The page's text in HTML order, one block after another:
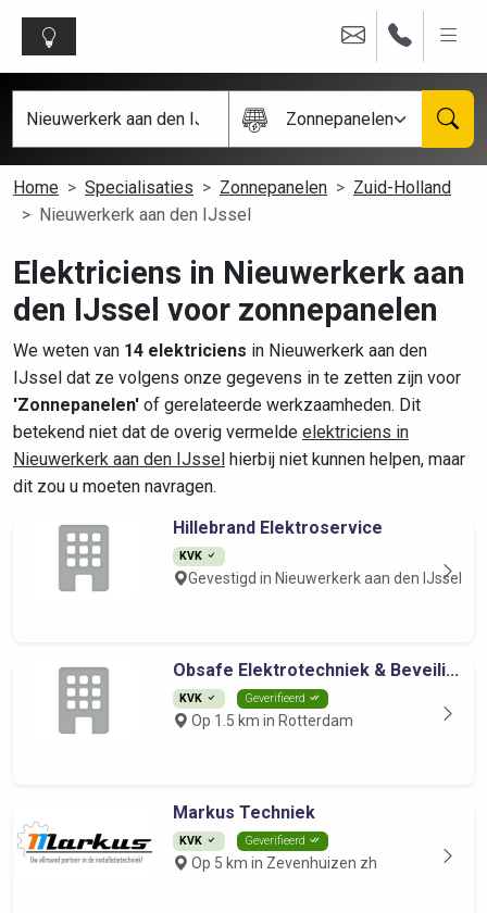
Zonnepanelen
Home Specialisaties Zonnepanelen
Zuid-Holland
Nieuwerkerk aan den IJssel
Elektriciens in Nieuwerkerk aan
den IJssel voor zonnepanelen
We weten van 14 elektriciens in Nieuwerkerk aan den
IJssel dat ze volgens onze gegevens in te zetten zijn voor
'Zonnepanelen' of gerelateerde werkzaamheden. Dit
betekend niet dat de overig vermelde elektriciens in
Nieuwerkerk aan den IJssel hierbij niet kunnen helpen, maar
dit zou u moeten navragen.
Hillebrand Elektroservice
KVK
Gevestigd in Nieuwerkerk aan den IJssel
Obsafe Elektrotechniek & Beveili...
KVK Geverifieerd
Op 1.5 km in Rotterdam
Markus Techniek
KVK Geverifieerd
Op 5 km in Zevenhuizen zh